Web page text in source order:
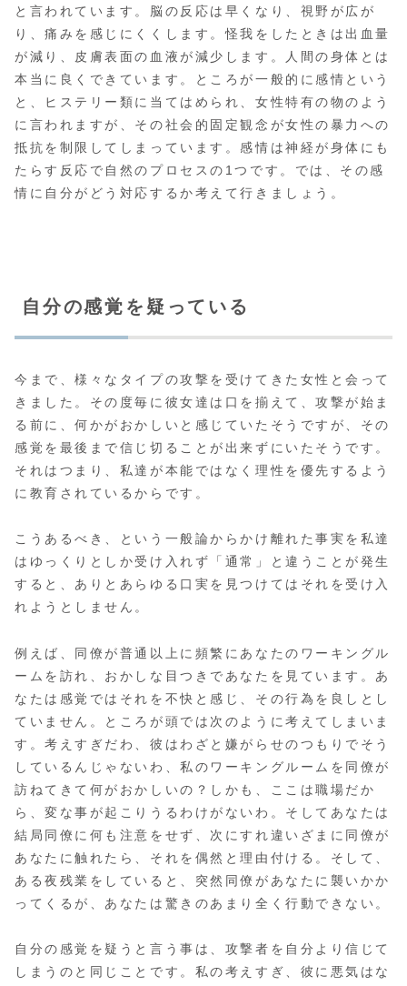
と言われています。脳の反応は早くなり、視野が広が
り、痛みを感じにくくします。怪我をしたときは出血量
が減り、皮膚表面の血液が減少します。人間の身体とは
本当に良くできています。ところが一般的に感情という
と、ヒステリー類に当てはめられ、女性特有の物のよう
に言われますが、その社会的固定観念が女性の暴力への
抵抗を制限してしまっています。感情は神経が身体にも
たらす反応で自然のプロセスの1つです。では、その感
情に自分がどう対応するか考えて行きましょう。
自分の感覚を疑っている
今まで、様々なタイプの攻撃を受けてきた女性と会って
きました。その度毎に彼女達は口を揃えて、攻撃が始ま
る前に、何かがおかしいと感じていたそうですが、その
感覚を最後まで信じ切ることが出来ずにいたそうです。
それはつまり、私達が本能ではなく理性を優先するよう
に教育されているからです。
こうあるべき、という一般論からかけ離れた事実を私達
はゆっくりとしか受け入れず「通常」と違うことが発生
すると、ありとあらゆる口実を見つけてはそれを受け入
れようとしません。
例えば、同僚が普通以上に頻繁にあなたのワーキングル
ームを訪れ、おかしな目つきであなたを見ています。あ
なたは感覚ではそれを不快と感じ、その行為を良しとし
ていません。ところが頭では次のように考えてしまいま
す。考えすぎだわ、彼はわざと嫌がらせのつもりでそう
しているんじゃないわ、私のワーキングルームを同僚が
訪ねてきて何がおかしいの？しかも、ここは職場だか
ら、変な事が起こりうるわけがないわ。そしてあなたは
結局同僚に何も注意をせず、次にすれ違いざまに同僚が
あなたに触れたら、それを偶然と理由付ける。そして、
ある夜残業をしていると、突然同僚があなたに襲いかか
ってくるが、あなたは驚きのあまり全く行動できない。
自分の感覚を疑うと言う事は、攻撃者を自分より信じて
しまうのと同じことです。私の考えすぎ、彼に悪気はな